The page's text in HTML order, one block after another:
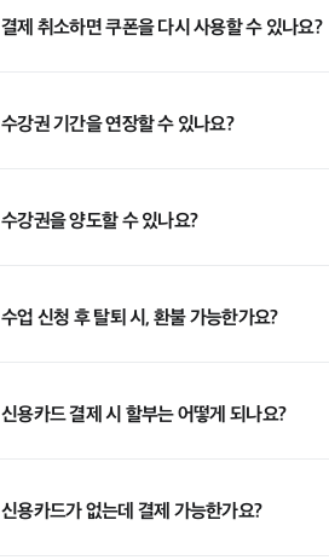
결제 취소하면 쿠폰을 다시 사용할 수 있나요?
수강권 기간을 연장할 수 있나요?
수강권을 양도할 수 있나요?
수업 신청 후 탈퇴 시, 환불 가능한가요?
신용카드 결제 시 할부는 어떻게 되나요?
신용카드가 없는데 결제 가능한가요?